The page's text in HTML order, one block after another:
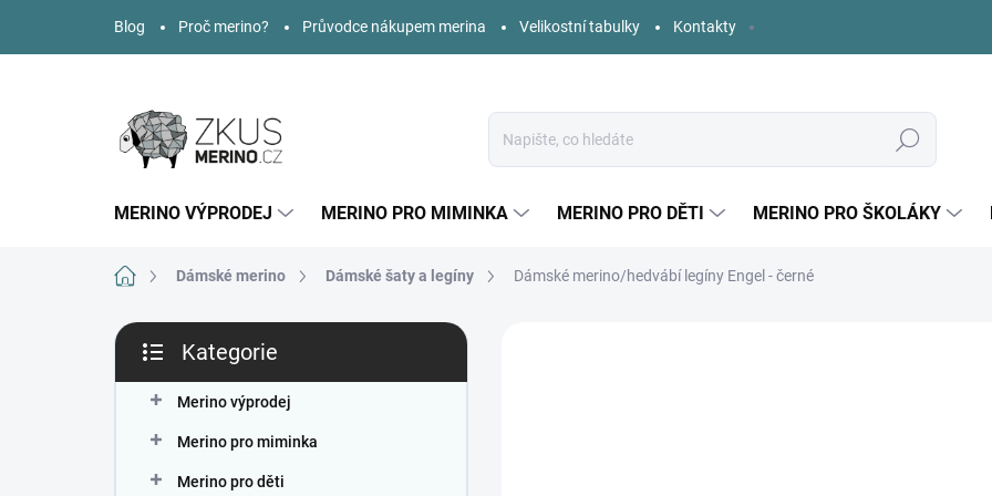
obsah
Blog Proč merino? Průvodce nákupem merina Velikostní tabulky Kontakty
Hledat
MERINO VÝPRODEJ MERINO PRO MIMINKA MERINO PRO DĚTI MERINO PRO ŠKOLÁKY
Domů Dámské merino Dámské šaty a legíny Dámské merino/hedvábí legíny Engel - černé
P
s
kategorie
Kategorie
Merino výprodej
Merino pro miminka
Merino pro děti